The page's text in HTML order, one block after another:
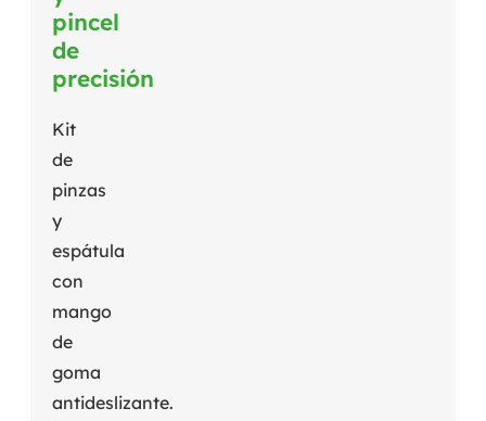
pincel
de
precisión
Kit
de
pinzas
y
espátula
con
mango
de
goma
antideslizante.